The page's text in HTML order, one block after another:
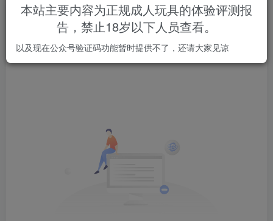
文章0 收藏 0 评论3 版块0 帖子2 粉丝1
发布 0
本站主要内容为正规成人玩具的体验评测报
告，禁止18岁以下人员查看。
以及现在公众号验证码功能暂时提供不了，还请大家见谅